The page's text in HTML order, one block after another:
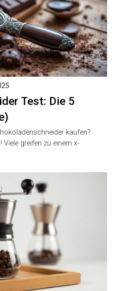
Test: Die 5
kaufen?
Viele greifen zu einem x-